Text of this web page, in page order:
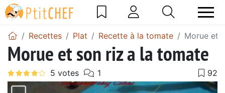
Recettes Plat Recette à la tomate Morue et
Morue et son riz a la tomate